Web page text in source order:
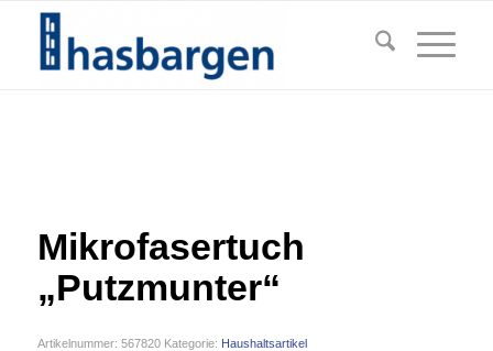
Mikrofasertuch
„Putzmunter“
Artikelnummer: 567820 Kategorie: Haushaltsartikel